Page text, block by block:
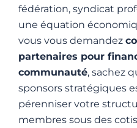
fédération, syndicat
une équation
vous vous demandez
partenaires pour
communauté, sachez
sponsors stratégiques
pérenniser votre
membres sous des